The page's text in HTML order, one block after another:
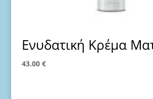
Ενυδατική Κρέμα
43.00 €